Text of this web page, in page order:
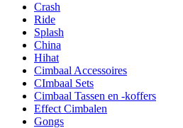
Crash
Ride
Splash
China
Hihat
Cimbaal Accessoires
CImbaal Sets
Cimbaal Tassen en -koffers
Effect Cimbalen
Gongs